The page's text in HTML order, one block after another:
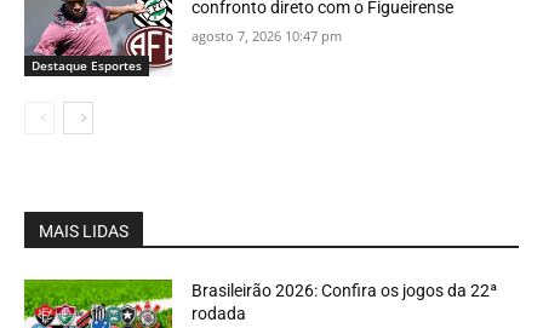
Destaque Esportes
confronto direto com o Figueirense
agosto 7, 2026 10:47 pm
MAIS LIDAS
Brasileirão 2026: Confira os jogos da 22ª
rodada